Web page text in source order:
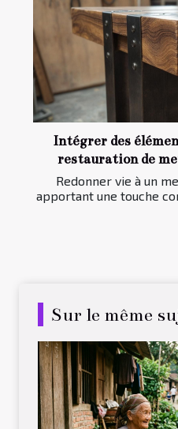
Intégrer des
restauration de
Redonner vie à un
apportant une touche
Sur le même